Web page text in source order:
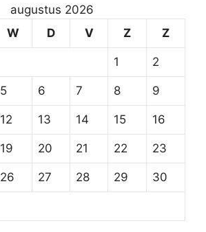
augustus 2026
W D V Z Z
1 2
5 6 7 8 9
12 13 14 15 16
19 20 21 22 23
26 27 28 29 30